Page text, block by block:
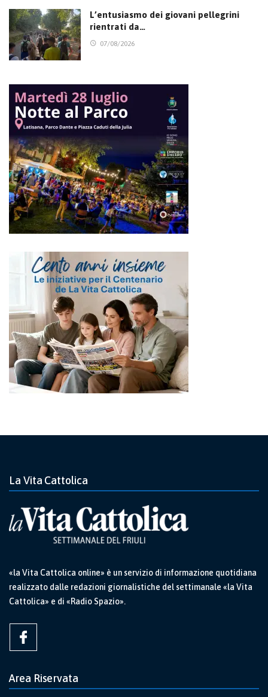
L’entusiasmo dei giovani pellegrini
rientrati da…
07/08/2026
La Vita Cattolica
«la Vita Cattolica online» è un servizio di informazione quotidiana
realizzato dalle redazioni giornalistiche del settimanale «la Vita
Cattolica» e di «Radio Spazio».
Area Riservata